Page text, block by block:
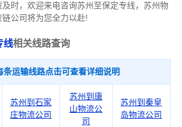
时，欢迎来电咨询苏州至保定专线，苏州物
公司将为您全力以赴!
线相关线路查询
条运输线路点击可查看详细说明
苏州到石家
庄物流公司
苏州到唐
山物流公
司
苏州到秦皇
岛物流公司